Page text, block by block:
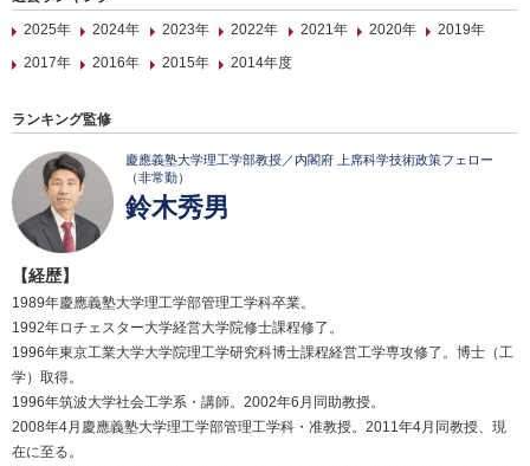
2025年
2024年 2023年 2022年 2021年 2020年
2019年
2017年
2016年 2015年 2014年度
ランキング監修
慶應義塾大学理工学部教授／内閣府 上席科学技術政策フェロー
（非常勤）
鈴木秀男
【経歴】
1989年慶應義塾大学理工学部管理工学科卒業。
1992年ロチェスター大学経営大学院修士課程修了。
1996年東京工業大学大学院理工学研究科博士課程経営工学専攻修了。博士（工
学）取得。
1996年筑波大学社会工学系・講師。2002年6月同助教授。
2008年4月慶應義塾大学理工学部管理工学科・准教授。2011年4月同教授、現
在に至る。